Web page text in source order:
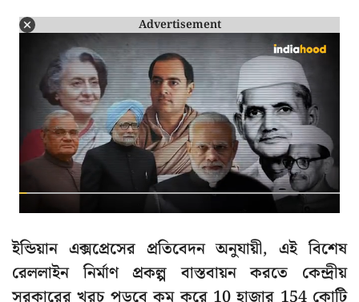
Advertisement
ইন্ডিয়ান এক্সপ্রেসের প্রতিবেদন অনুযায়ী, এই বিশেষ
রেললাইন নির্মাণ প্রকল্প বাস্তবায়ন করতে কেন্দ্রীয়